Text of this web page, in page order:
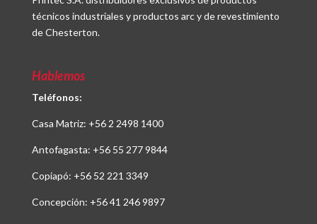
técnicos industriales y productos arc y de revestimiento
de Chesterton.
Hablemos
Teléfonos:
Casa Matriz: +56 2 2498 1400
Antofagasta: +56 55 277 9844
Copiapó: +56 52 221 3349
Concepción: +56 41 246 9897